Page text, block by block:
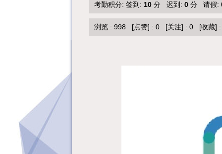
考勤积分: 签到: 10 分 迟到: 0 分 请假:
浏览 : 998 [点赞] : 0 [关注] : 0 [收藏]